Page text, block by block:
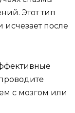
Этот тип
после
с мозгом или